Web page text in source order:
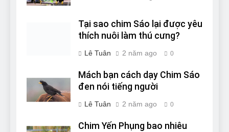
Tại sao chim Sáo lại được yêu
thích nuôi làm thú cưng?
Lê Tuân 2 năm ago 0
Mách bạn cách dạy Chim Sáo
đen nói tiếng người
Lê Tuân 2 năm ago 0
Chim Yến Phụng bao nhiêu